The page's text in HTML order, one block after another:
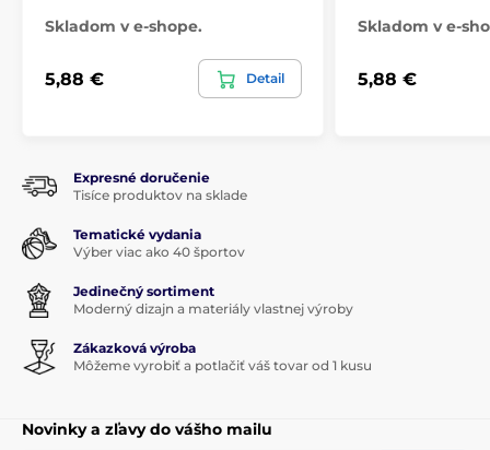
Skladom v e-shope.
5,88 € Detail
Skladom v e-
5,88 €
Expresné doručenie
Tisíce produktov na sklade
Tematické vydania
Výber viac ako 40 športov
Jedinečný sortiment
Moderný dizajn a materiály vlastnej výroby
Zákazková výroba
Môžeme vyrobiť a potlačiť váš tovar od 1 kusu
Novinky a zľavy do vášho mailu